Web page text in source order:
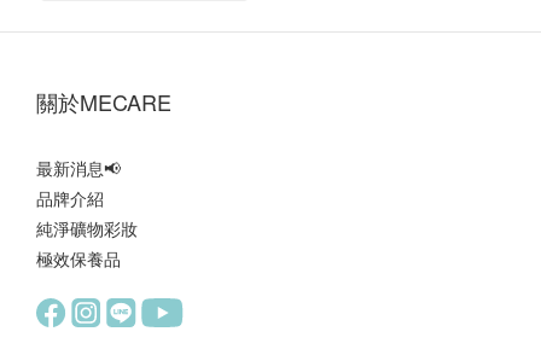
‎關於MECARE‎
最新消息📢
品牌介紹
純淨礦物彩妝
極效保養品